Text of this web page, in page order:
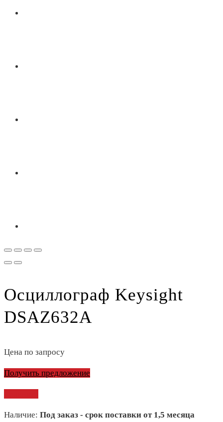
Осциллограф Keysight
DSAZ632A
Цена по запросу
Получить предложение
Наличие: Под заказ - срок поставки от 1,5 месяца